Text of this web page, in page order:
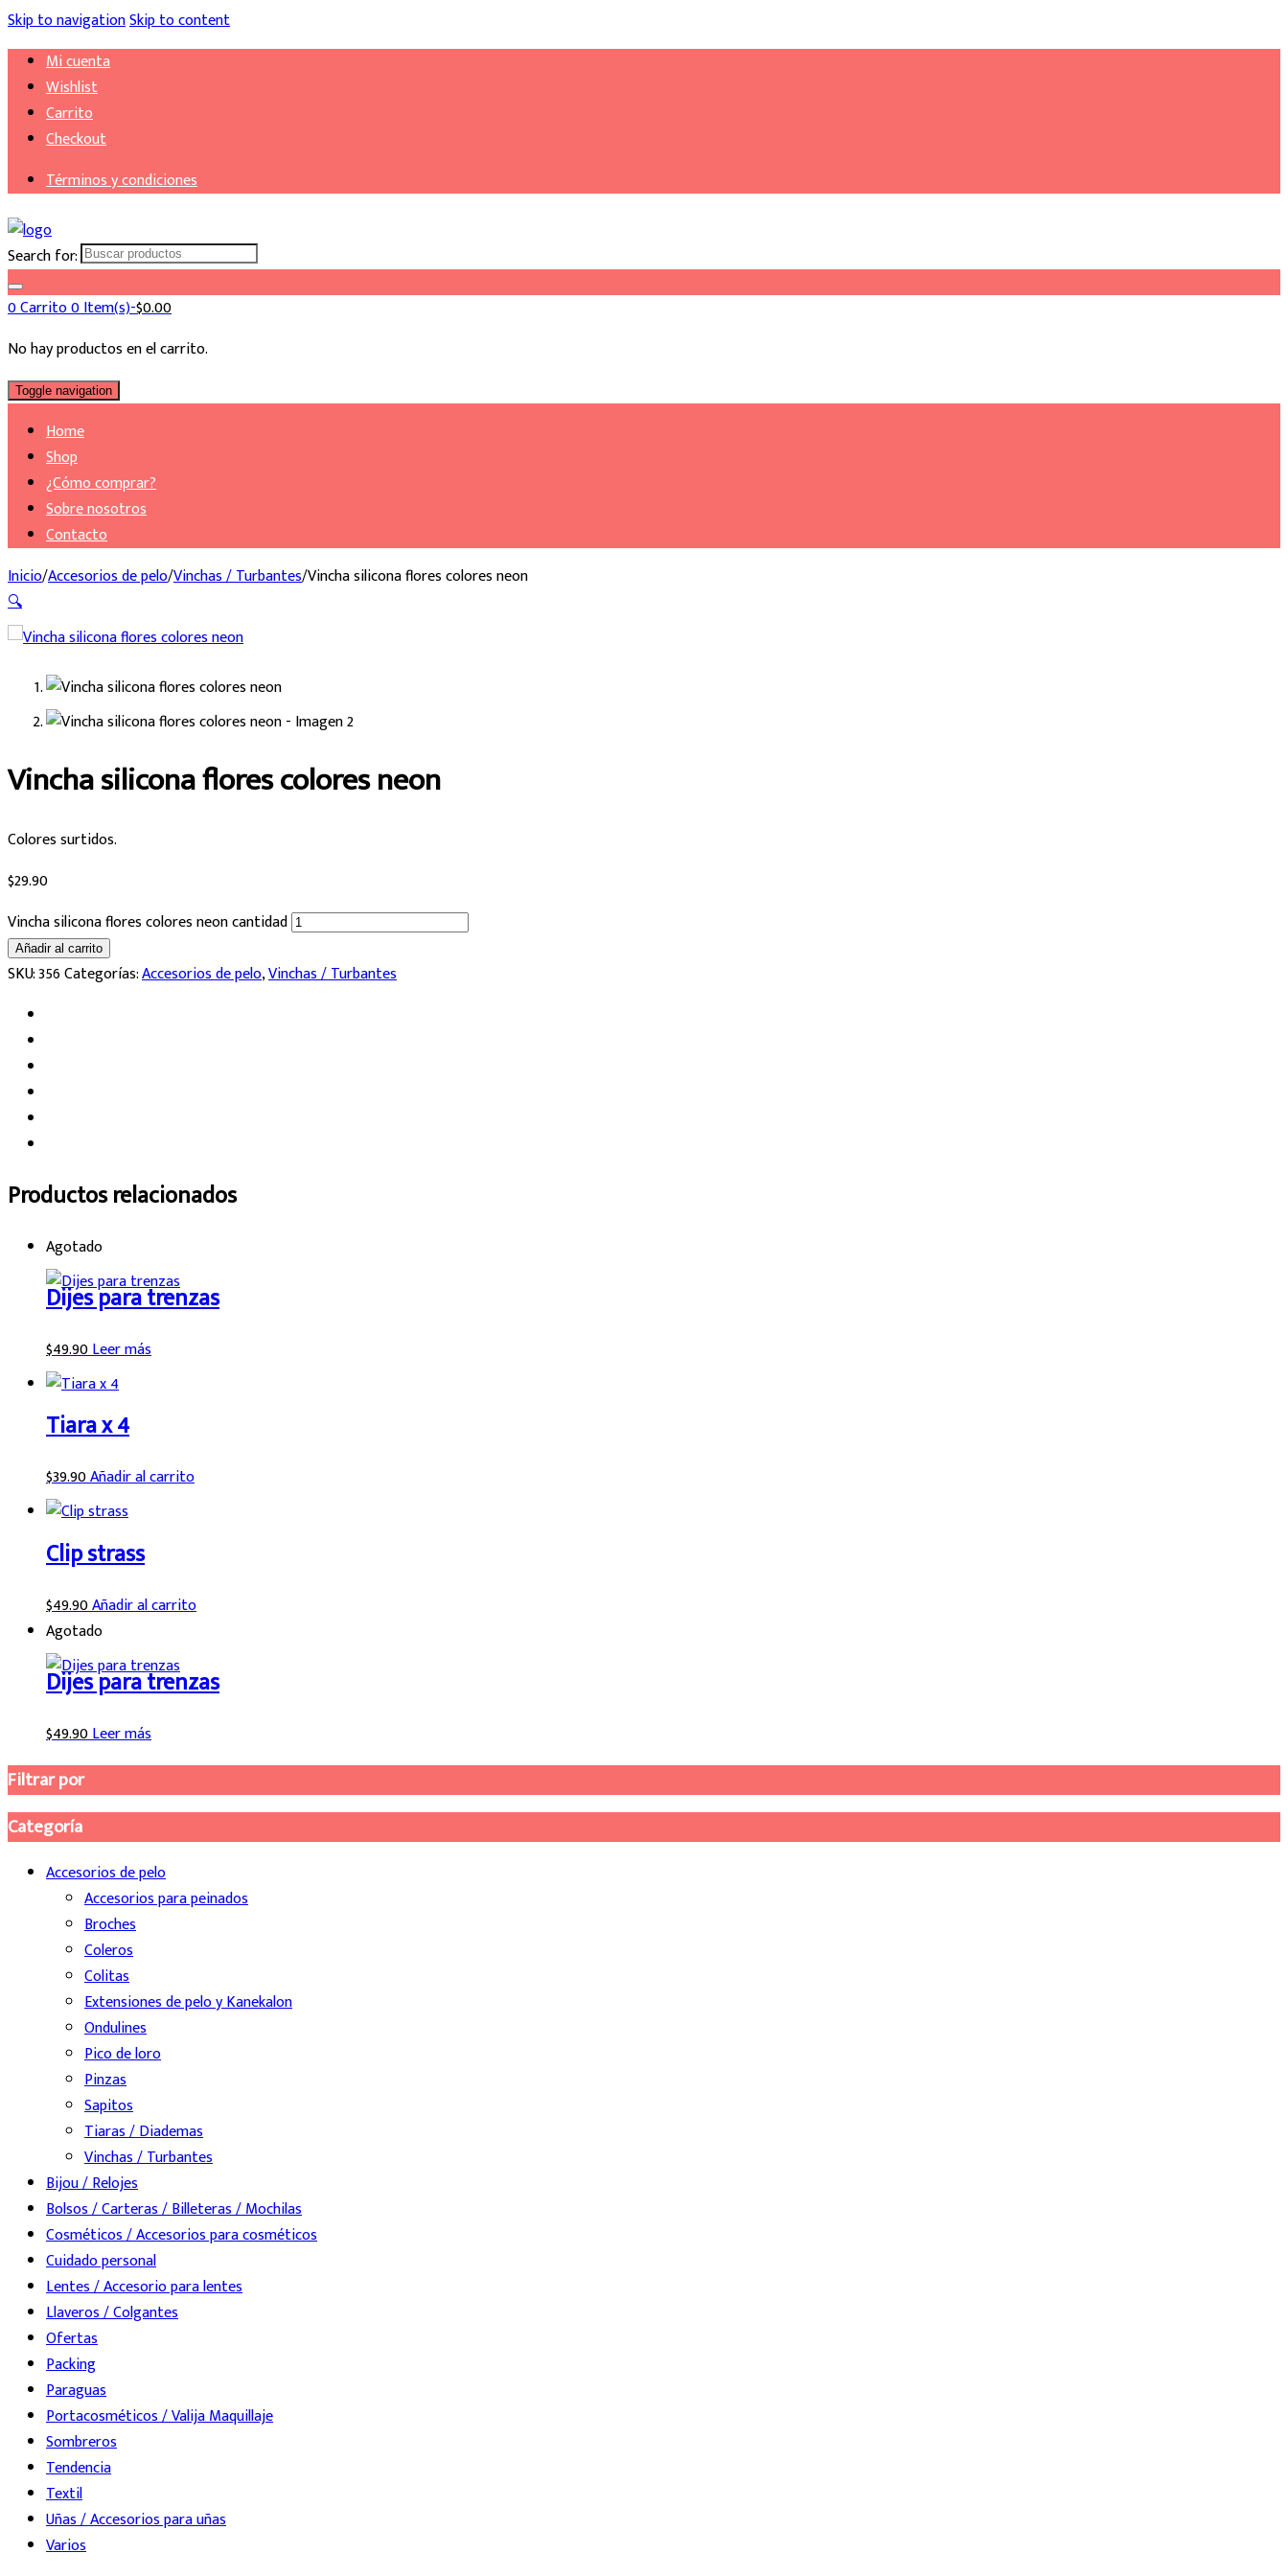
Skip to navigationSkip to content
Mi cuenta
Wishlist
Carrito
Checkout
Términos y condiciones
Search for:
0Carrito0 Item(s)-$0.00
No hay productos en el carrito.
Toggle navigation
Home
Shop
¿Cómo comprar?
Sobre nosotros
Contacto
Inicio/Accesorios de pelo/Vinchas / Turbantes/Vincha silicona flores colores neon
🔍
Vincha silicona flores colores neon
Colores surtidos.
$29.90
Vincha silicona flores colores neon cantidad
Añadir al carrito
SKU:356Categorías:Accesorios de pelo,Vinchas / Turbantes
Productos relacionados
Agotado
Dijes para trenzas
$49.90Leer más
Tiara x 4
$39.90Añadir al carrito
Clip strass
$49.90Añadir al carrito
Agotado
Dijes para trenzas
$49.90Leer más
Filtrar por
Categoría
Accesorios de pelo
Accesorios para peinados
Broches
Coleros
Colitas
Extensiones de pelo y Kanekalon
Ondulines
Pico de loro
Pinzas
Sapitos
Tiaras / Diademas
Vinchas / Turbantes
Bijou / Relojes
Bolsos / Carteras / Billeteras / Mochilas
Cosméticos / Accesorios para cosméticos
Cuidado personal
Lentes / Accesorio para lentes
Llaveros / Colgantes
Ofertas
Packing
Paraguas
Portacosméticos / Valija Maquillaje
Sombreros
Tendencia
Textil
Uñas / Accesorios para uñas
Varios